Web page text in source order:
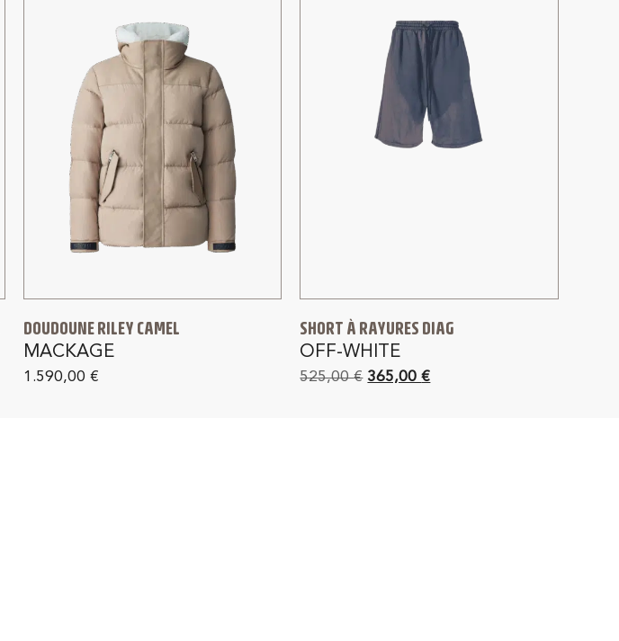
DOUDOUNE RILEY CAMEL
MACKAGE
1.590,00 €
SHORT À RAYURES DIAG
OFF-WHITE
525,00€ 365,00€